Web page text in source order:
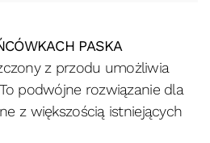
PASKA
z przodu umożliwia
podwójne rozwiązanie dla
z większością istniejących